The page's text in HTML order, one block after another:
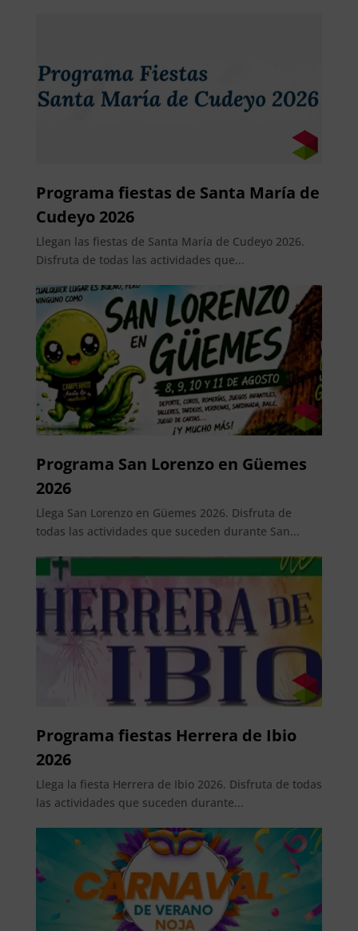
Programa fiestas de Santa María de
Cudeyo 2026
Llegan las fiestas de Santa María de Cudeyo 2026.
Disfruta de todas las actividades que...
Programa San Lorenzo en Güemes
2026
Llega San Lorenzo en Güemes 2026. Disfruta de
todas las actividades que suceden durante San...
Programa fiestas Herrera de Ibio
2026
Llega la fiesta Herrera de Ibio 2026. Disfruta de todas
las actividades que suceden durante...